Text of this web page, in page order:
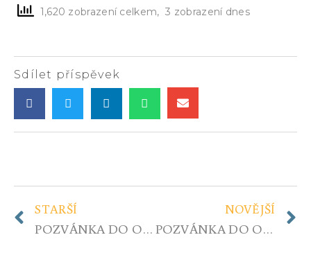
1,620 zobrazení celkem, 3 zobrazení dnes
Sdílet příspěvek
STARŠÍ
POZVÁNKA DO OBČANSKÉHO REFERENDA – 1. JAK DOSÁHNOUT ZMĚN
NOVĚJŠÍ
POZVÁNKA DO OBČANSKÉHO REFERENDA – 2. Z EVROPSKÉ UNIE JE NUTNÉ VYSTOUPIT CO NEJDŘÍVE